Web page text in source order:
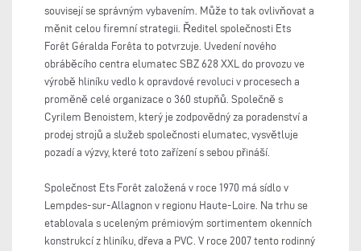
souvisejí se správným vybavením. Může to tak ovlivňovat a
měnit celou firemní strategii. Ředitel společnosti Ets
Forêt Géralda Forêta to potvrzuje. Uvedení nového
obráběcího centra elumatec SBZ 628 XXL do provozu ve
výrobě hliníku vedlo k opravdové revoluci v procesech a
proměně celé organizace o 360 stupňů. Společně s
Cyrilem Benoistem, který je zodpovědný za poradenství a
prodej strojů a služeb společnosti elumatec, vysvětluje
pozadí a výzvy, které toto zařízení s sebou přináší.
Společnost Ets Forêt založená v roce 1970 má sídlo v
Lempdes-sur-Allagnon v regionu Haute-Loire. Na trhu se
etablovala s uceleným prémiovým sortimentem okenních
konstrukcí z hliníku, dřeva a PVC. V roce 2007 tento rodinný